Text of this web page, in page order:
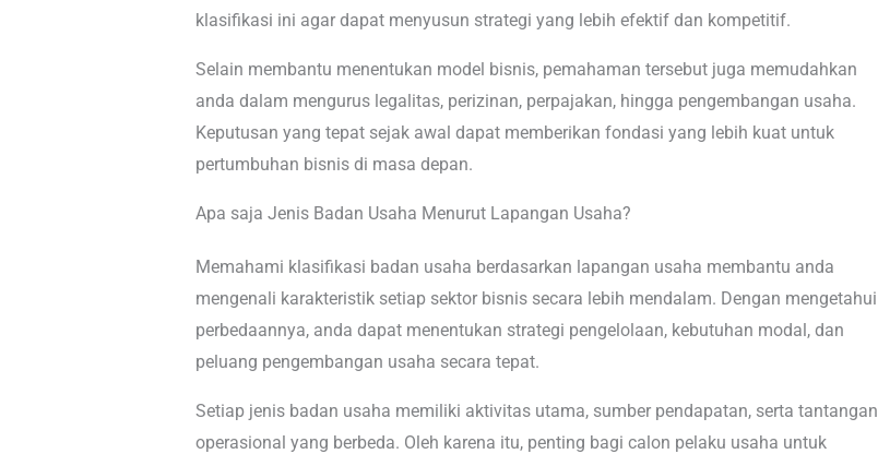
klasifikasi ini agar dapat menyusun strategi yang lebih efektif dan kompetitif.
Selain membantu menentukan model bisnis, pemahaman tersebut juga memudahkan
anda dalam mengurus legalitas, perizinan, perpajakan, hingga pengembangan usaha.
Keputusan yang tepat sejak awal dapat memberikan fondasi yang lebih kuat untuk
pertumbuhan bisnis di masa depan.
Apa saja Jenis Badan Usaha Menurut Lapangan Usaha?
Memahami klasifikasi badan usaha berdasarkan lapangan usaha membantu anda
mengenali karakteristik setiap sektor bisnis secara lebih mendalam. Dengan mengetahui
perbedaannya, anda dapat menentukan strategi pengelolaan, kebutuhan modal, dan
peluang pengembangan usaha secara tepat.
Setiap jenis badan usaha memiliki aktivitas utama, sumber pendapatan, serta tantangan
operasional yang berbeda. Oleh karena itu, penting bagi calon pelaku usaha untuk